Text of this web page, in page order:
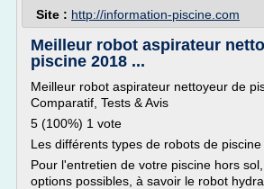
Site : http://information-piscine.com
Meilleur robot aspirateur
piscine 2018 ...
Meilleur robot aspirateur nettoyeur de
Comparatif, Tests & Avis
5 (100%) 1 vote
Les différents types de robots de
Pour l'entretien de votre piscine hors
options possibles, à savoir le robot